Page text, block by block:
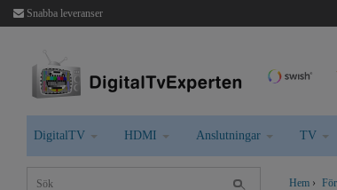
Snabba leveranser
DigitalTV HDMI Anslutningar TV
Hem ›